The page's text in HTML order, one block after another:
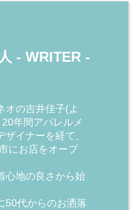
- WRITER -
オの吉井佳子(よ
年間アパレルメ
イナーを経て、
にお店をオープ
心地の良さから始
50代からのお洒落